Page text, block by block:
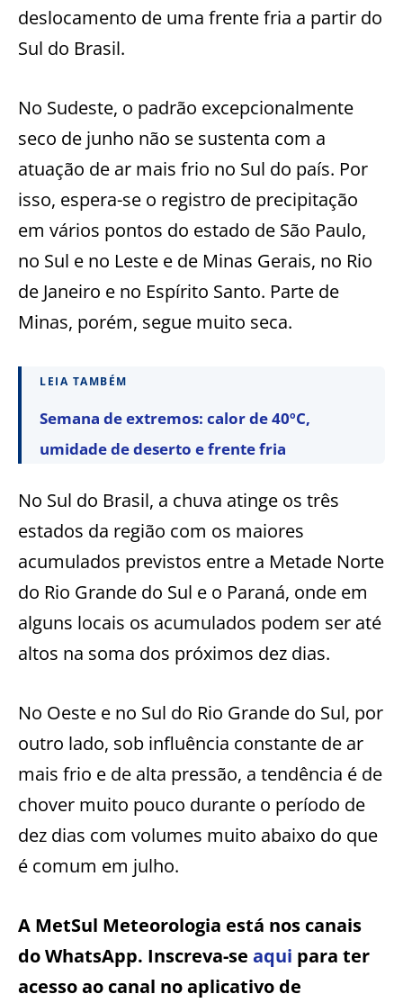
deslocamento de uma frente fria a partir do
Sul do Brasil.
No Sudeste, o padrão excepcionalmente
seco de junho não se sustenta com a
atuação de ar mais frio no Sul do país. Por
isso, espera-se o registro de precipitação
em vários pontos do estado de São Paulo,
no Sul e no Leste e de Minas Gerais, no Rio
de Janeiro e no Espírito Santo. Parte de
Minas, porém, segue muito seca.
LEIA TAMBÉM
Semana de extremos: calor de 40ºC,
umidade de deserto e frente fria
No Sul do Brasil, a chuva atinge os três
estados da região com os maiores
acumulados previstos entre a Metade Norte
do Rio Grande do Sul e o Paraná, onde em
alguns locais os acumulados podem ser até
altos na soma dos próximos dez dias.
No Oeste e no Sul do Rio Grande do Sul, por
outro lado, sob influência constante de ar
mais frio e de alta pressão, a tendência é de
chover muito pouco durante o período de
dez dias com volumes muito abaixo do que
é comum em julho.
A MetSul Meteorologia está nos canais
do WhatsApp. Inscreva-se aqui para ter
acesso ao canal no aplicativo de